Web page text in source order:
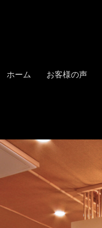
ホーム お客様の声